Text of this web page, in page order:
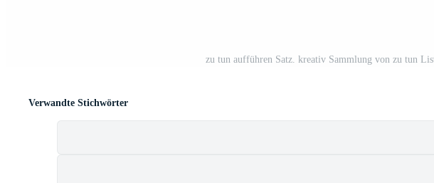
zu tun aufführen Satz. kreativ Sammlung von zu tun
Verwandte Stichwörter